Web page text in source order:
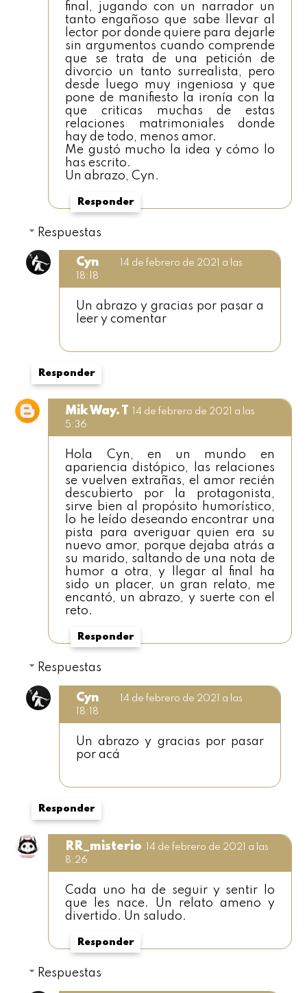
final, jugando con un narrador un
tanto engañoso que sabe llevar al
lector por donde quiere para dejarle
sin argumentos cuando comprende
que se trata de una petición de
divorcio un tanto surrealista, pero
desde luego muy ingeniosa y que
pone de manifiesto la ironía con la
que criticas muchas de estas
relaciones matrimoniales donde
hay de todo, menos amor.
Me gustó mucho la idea y cómo lo
has escrito.
Un abrazo, Cyn.
Responder
Respuestas
Cyn
14 de febrero de 2021 a las
18:18
Un abrazo y gracias por pasar a
leer y comentar
Responder
Mik Way. T
14 de febrero de 2021 a las
5:36
Hola Cyn, en un mundo en
apariencia distópico, las relaciones
se vuelven extrañas, el amor recién
descubierto por la protagonista,
sirve bien al propósito humorístico,
lo he leído deseando encontrar una
pista para averiguar quien era su
nuevo amor, porque dejaba atrás a
su marido, saltando de una nota de
humor a otra, y llegar al final ha
sido un placer, un gran relato, me
encantó, un abrazo, y suerte con el
reto.
Responder
Respuestas
Cyn
14 de febrero de 2021 a las
18:18
Un abrazo y gracias por pasar
por acá
Responder
RR_misterio
14 de febrero de 2021 a las
8:26
Cada uno ha de seguir y sentir lo
que les nace. Un relato ameno y
divertido. Un saludo.
Responder
Respuestas